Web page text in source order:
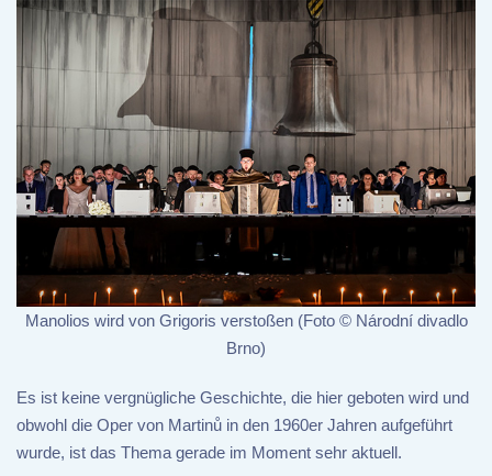
Manolios wird von Grigoris verstoßen (Foto © Národní divadlo
Brno)
Es ist keine vergnügliche Geschichte, die hier geboten wird und
obwohl die Oper von Martinů in den 1960er Jahren aufgeführt
wurde, ist das Thema gerade im Moment sehr aktuell.